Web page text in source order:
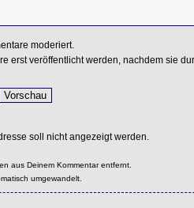
moderiert.
erst veröffentlicht werden, nachdem sie
soll nicht angezeigt werden.
aus Deinem Kommentar entfernt.
umgewandelt.